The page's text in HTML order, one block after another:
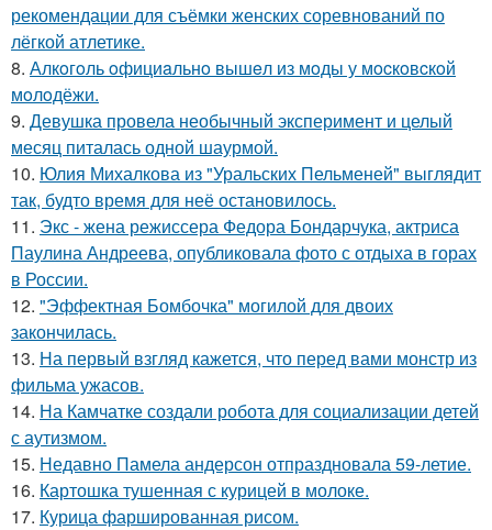
рекомендации для съёмки женских соревнований по
лёгкой атлетике.
8. Алкoгoль oфициaльнo вышeл из мoды у мocкoвcкoй
мoлoдёжи.
9. Девушка провела необычный эксперимент и целый
месяц питалась одной шаурмой.
10. Юлия Михалкова из "Уральских Пельменей" выглядит
так, будто время для неё остановилось.
11. Экс - жена режиссера Федора Бондарчука, актриса
Паулина Андреева, опубликовала фото с отдыха в горах
в России.
12. "Эффектная Бомбочка" могилой для двоих
закончилась.
13. На первый взгляд кажется, что перед вами монстр из
фильма ужасов.
14. На Камчатке создали робота для социализации детей
с аутизмом.
15. Недавно Памела андерсон отпраздновала 59-летие.
16. Картошка тушенная с курицей в молоке.
17. Курица фаршированная рисом.